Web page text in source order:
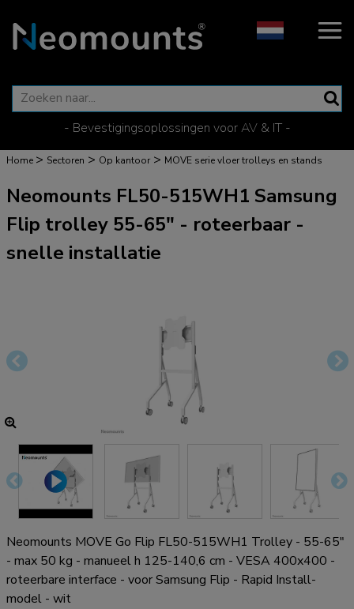
- Bevestigingsoplossingen voor AV & IT -
Home > Sectoren > Op kantoor > MOVE serie vloer trolleys en stands
Neomounts FL50-515WH1 Samsung
Flip trolley 55-65" - roteerbaar -
snelle installatie
Neomounts MOVE Go Flip FL50-515WH1 Trolley - 55-65"
- max 50 kg - manueel h 125-140,6 cm - VESA 400x400 -
roteerbare interface - voor Samsung Flip - Rapid Install-
model - wit